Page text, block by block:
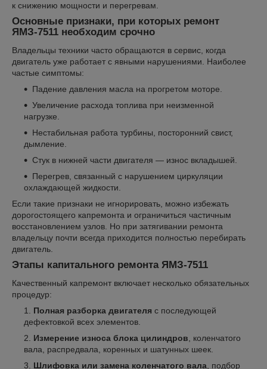
к снижению мощности и перегревам.
Основные признаки, при которых ремонт
ЯМЗ-7511 необходим срочно
Владельцы техники часто обращаются в сервис, когда
двигатель уже работает с явными нарушениями. Наиболее
частые симптомы:
Падение давления масла на прогретом моторе.
Увеличение расхода топлива при неизменной
нагрузке.
Нестабильная работа турбины, посторонний свист,
дымление.
Стук в нижней части двигателя — износ вкладышей.
Перегрев, связанный с нарушением циркуляции
охлаждающей жидкости.
Если такие признаки не игнорировать, можно избежать
дорогостоящего капремонта и ограничиться частичным
восстановлением узлов. Но при затягивании ремонта
владельцу почти всегда приходится полностью перебирать
двигатель.
Этапы капитального ремонта ЯМЗ-7511
Качественный капремонт включает несколько обязательных
процедур:
Полная разборка двигателя с последующей
дефектовкой всех элементов.
Измерение износа блока цилиндров , коленчатого
вала, распредвала, коренных и шатунных шеек.
Шлифовка или замена коленчатого вала , подбор